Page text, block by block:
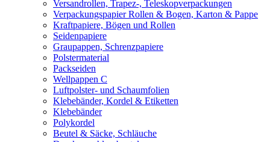
Versandrollen, Trapez-, Teleskopverpackungen
Verpackungspapier Rollen & Bogen, Karton & Pappe
Kraftpapiere, Bögen und Rollen
Seidenpapiere
Graupappen, Schrenzpapiere
Polstermaterial
Packseiden
Wellpappen C
Luftpolster- und Schaumfolien
Klebebänder, Kordel & Etiketten
Klebebänder
Polykordel
Beutel & Säcke, Schläuche